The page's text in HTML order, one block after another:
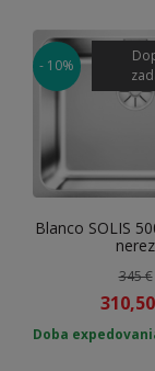
- 10%
Blanco SOLIS
nerez
345 €
310,50
Doba